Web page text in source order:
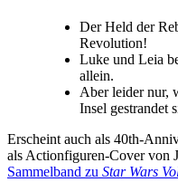
Der Held der
Revolution!
Luke und Leia
allein.
Aber leider nur,
Insel gestrandet
Erscheint auch als 40th-
als Actionfiguren-Cover von
Sammelband zu Star Wars